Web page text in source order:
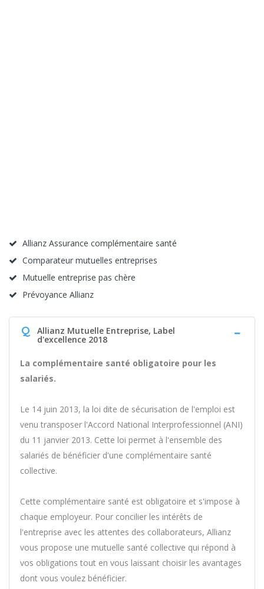
Allianz Assurance complémentaire santé
Comparateur mutuelles entreprises
Mutuelle entreprise pas chère
Prévoyance Allianz
Q Allianz Mutuelle Entreprise, Label
d'excellence 2018
La complémentaire santé obligatoire pour les
salariés.
Le 14 juin 2013, la loi dite de sécurisation de l'emploi est
venu transposer l'Accord National Interprofessionnel (ANI)
du 11 janvier 2013. Cette loi permet à l'ensemble des
salariés de bénéficier d'une complémentaire santé
collective.
Cette complémentaire santé est obligatoire et s'impose à
chaque employeur. Pour concilier les intérêts de
l'entreprise avec les attentes des collaborateurs, Allianz
vous propose une mutuelle santé collective qui répond à
vos obligations tout en vous laissant choisir les avantages
dont vous voulez bénéficier.